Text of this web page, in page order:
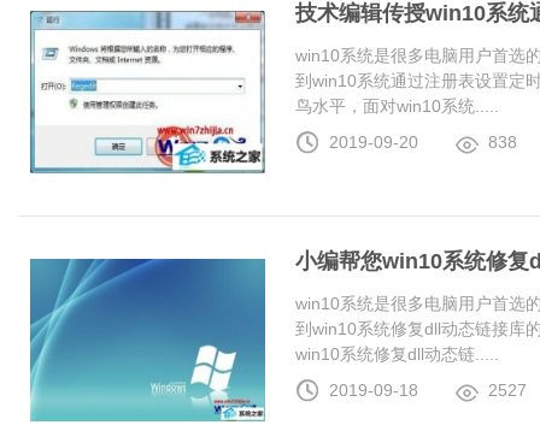
技术编辑传授win10系统
win10系统是很多电脑用户首选
到win10系统通过注册表设置定
鸟水平，面对win10系统.....
2019-09-20
838
小编帮您win10系统修复
win10系统是很多电脑用户首选
到win10系统修复dll动态链接库
win10系统修复dll动态链.....
2019-09-18
2527